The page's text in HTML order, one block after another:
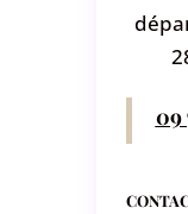
09